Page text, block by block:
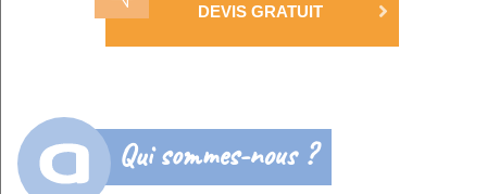
DEVIS GRATUIT
Qui sommes-nous ?